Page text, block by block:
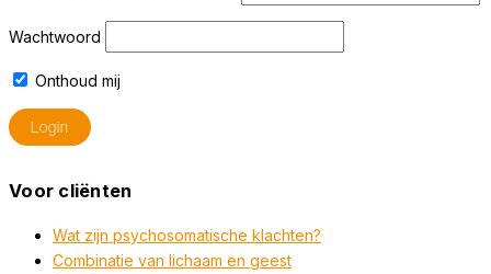
Wachtwoord
Onthoud mij
Voor cliënten
Wat zijn psychosomatische klachten?
Combinatie van lichaam en geest